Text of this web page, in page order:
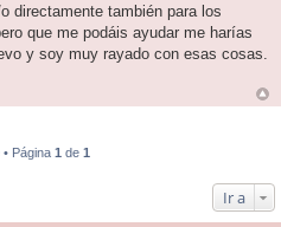
directamente también para los
que me podáis ayudar me harías
y soy muy rayado con esas cosas.
Página 1 de 1
Ir a